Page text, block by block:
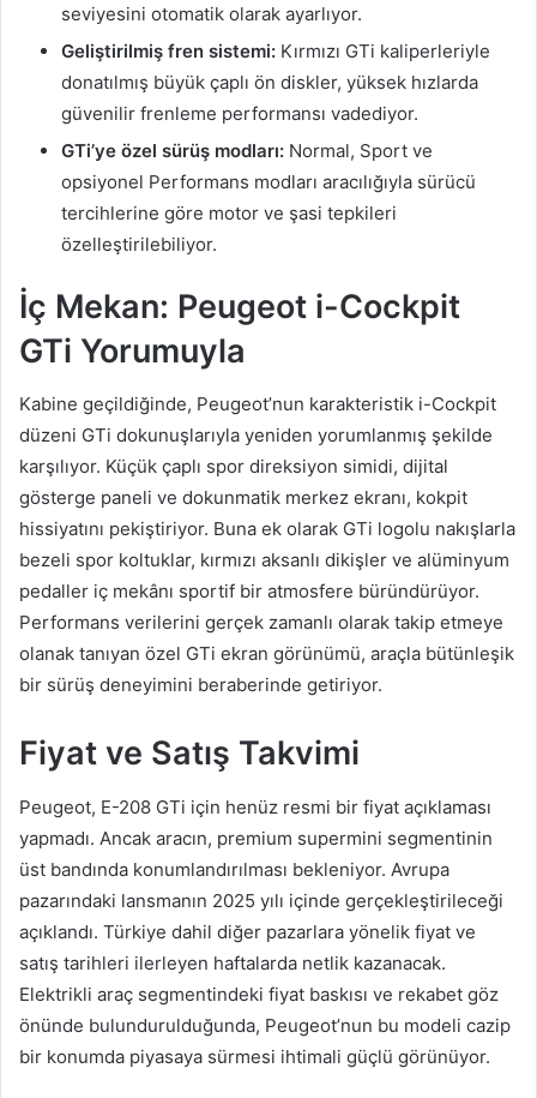
seviyesini otomatik olarak ayarlıyor.
Geliştirilmiş fren sistemi: Kırmızı GTi kaliperleriyle
donatılmış büyük çaplı ön diskler, yüksek hızlarda
güvenilir frenleme performansı vadediyor.
GTi’ye özel sürüş modları: Normal, Sport ve
opsiyonel Performans modları aracılığıyla sürücü
tercihlerine göre motor ve şasi tepkileri
özelleştirilebiliyor.
İç Mekan: Peugeot i-Cockpit
GTi Yorumuyla
Kabine geçildiğinde, Peugeot’nun karakteristik i-Cockpit
düzeni GTi dokunuşlarıyla yeniden yorumlanmış şekilde
karşılıyor. Küçük çaplı spor direksiyon simidi, dijital
gösterge paneli ve dokunmatik merkez ekranı, kokpit
hissiyatını pekiştiriyor. Buna ek olarak GTi logolu nakışlarla
bezeli spor koltuklar, kırmızı aksanlı dikişler ve alüminyum
pedaller iç mekânı sportif bir atmosfere büründürüyor.
Performans verilerini gerçek zamanlı olarak takip etmeye
olanak tanıyan özel GTi ekran görünümü, araçla bütünleşik
bir sürüş deneyimini beraberinde getiriyor.
Fiyat ve Satış Takvimi
Peugeot, E-208 GTi için henüz resmi bir fiyat açıklaması
yapmadı. Ancak aracın, premium supermini segmentinin
üst bandında konumlandırılması bekleniyor. Avrupa
pazarındaki lansmanın 2025 yılı içinde gerçekleştirileceği
açıklandı. Türkiye dahil diğer pazarlara yönelik fiyat ve
satış tarihleri ilerleyen haftalarda netlik kazanacak.
Elektrikli araç segmentindeki fiyat baskısı ve rekabet göz
önünde bulundurulduğunda, Peugeot’nun bu modeli cazip
bir konumda piyasaya sürmesi ihtimali güçlü görünüyor.